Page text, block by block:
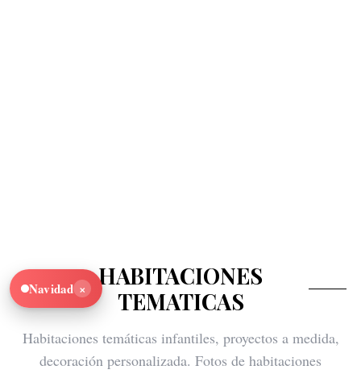
HABITACIONES
TEMATICAS
Habitaciones temáticas infantiles, proyectos a medida,
decoración personalizada. Fotos de habitaciones
Navidad ×